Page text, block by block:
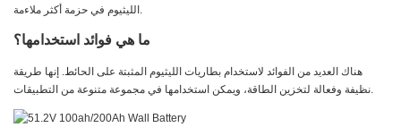
الليثيوم في حزمة أكثر ملاءمة.
ما هي فوائد استخدامها؟
هناك العديد من الفوائد لاستخدام بطاريات الليثيوم المثبتة على الحائط. إنها طريقة
نظيفة وفعالة لتخزين الطاقة، ويمكن استخدامها في مجموعة متنوعة من التطبيقات.